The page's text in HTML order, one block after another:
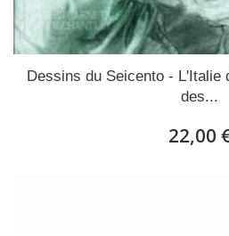
Dessins du Seicento - L'Italie
des...
22,00